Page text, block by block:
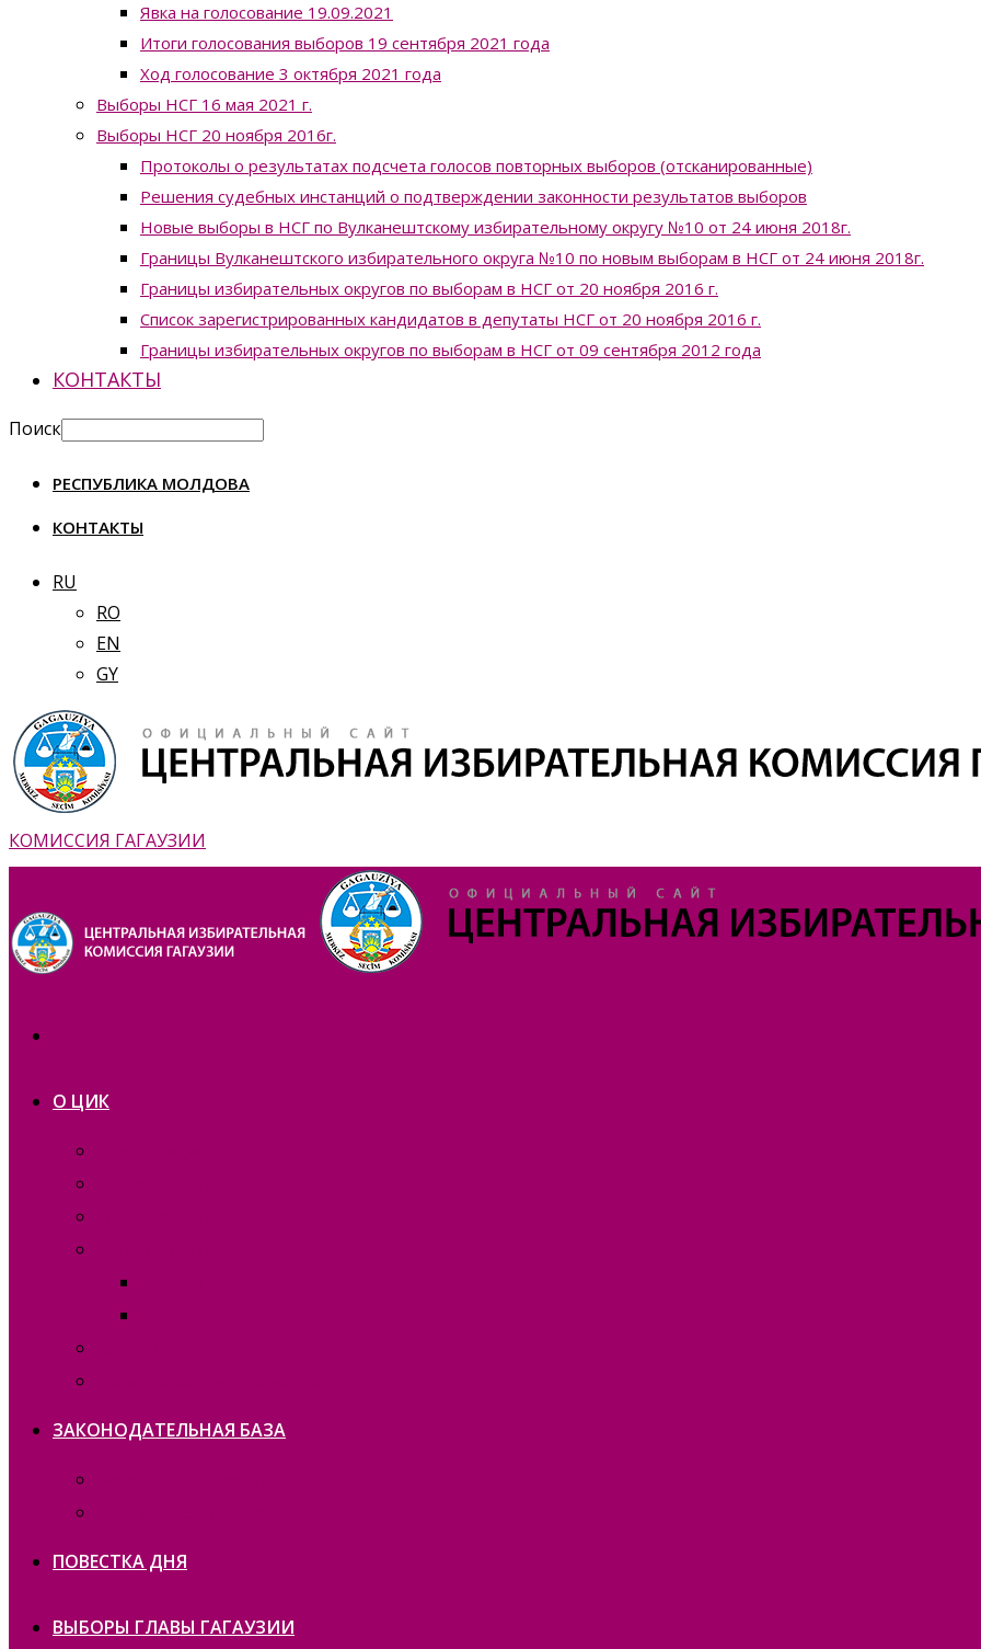
Явка на голосование 19.09.2021
Итоги голосования выборов 19 сентября 2021 года
Ход голосование 3 октября 2021 года
Выборы НСГ 16 мая 2021 г.
Выборы НСГ 20 ноября 2016г.
Протоколы о результатах подсчета голосов повторных выборов (отсканированные)
Решения судебных инстанций о подтверждении законности результатов выборов
Новые выборы в НСГ по Вулканештскому избирательному округу №10 от 24 июня 2018г.
Границы Вулканештского избирательного округа №10 по новым выборам в НСГ от 24 июня 2018г.
Границы избирательных округов по выборам в НСГ от 20 ноября 2016 г.
Список зарегистрированных кандидатов в депутаты НСГ от 20 ноября 2016 г.
Границы избирательных округов по выборам в НСГ от 09 сентября 2012 года
КОНТАКТЫ
Поиск
РЕСПУБЛИКА МОЛДОВА
КОНТАКТЫ
RU
RO
EN
GY
КОМИССИЯ ГАГАУЗИИ
О ЦИК
ЗАКОНОДАТЕЛЬНАЯ БАЗА
ПОВЕСТКА ДНЯ
ВЫБОРЫ ГЛАВЫ ГАГАУЗИИ